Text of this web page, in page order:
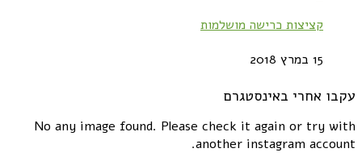
קציצות כרישה מושלמות
15 במרץ 2018
עקבו אחרי באינסטגרם
No any image found. Please check it again or try with
another instagram account.